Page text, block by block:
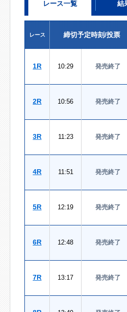
レース一覧 結
レース
締切予定時刻/投票
1R 10:29 発売終了
2R 10:56 発売終了
3R 11:23 発売終了
4R 11:51 発売終了
5R 12:19 発売終了
6R 12:48 発売終了
7R 13:17 発売終了